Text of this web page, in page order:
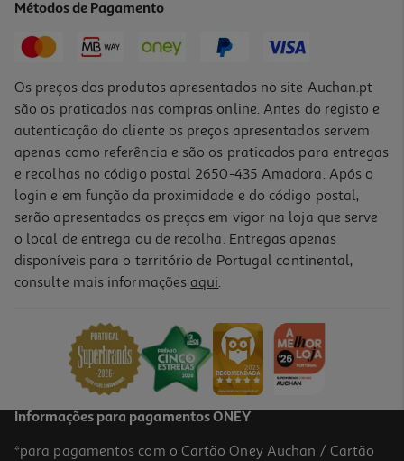
-25%
Suplemento Dietlimao 50 Comprimidos
Price reduced from
12,00 €
Métodos de Pagamento
Os preços dos produtos apresentados no site Auchan.pt
são os praticados nas compras online. Antes do registo e
autenticação do cliente os preços apresentados servem
apenas como referência e são os praticados para entregas
e recolhas no código postal 2650-435 Amadora. Após o
login e em função da proximidade e do código postal,
serão apresentados os preços em vigor na loja que serve
o local de entrega ou de recolha. Entregas apenas
disponíveis para o território de Portugal continental,
consulte mais informações aqui.
Informações para pagamentos ONEY
*para pagamentos com o Cartão Oney Auchan / Cartão